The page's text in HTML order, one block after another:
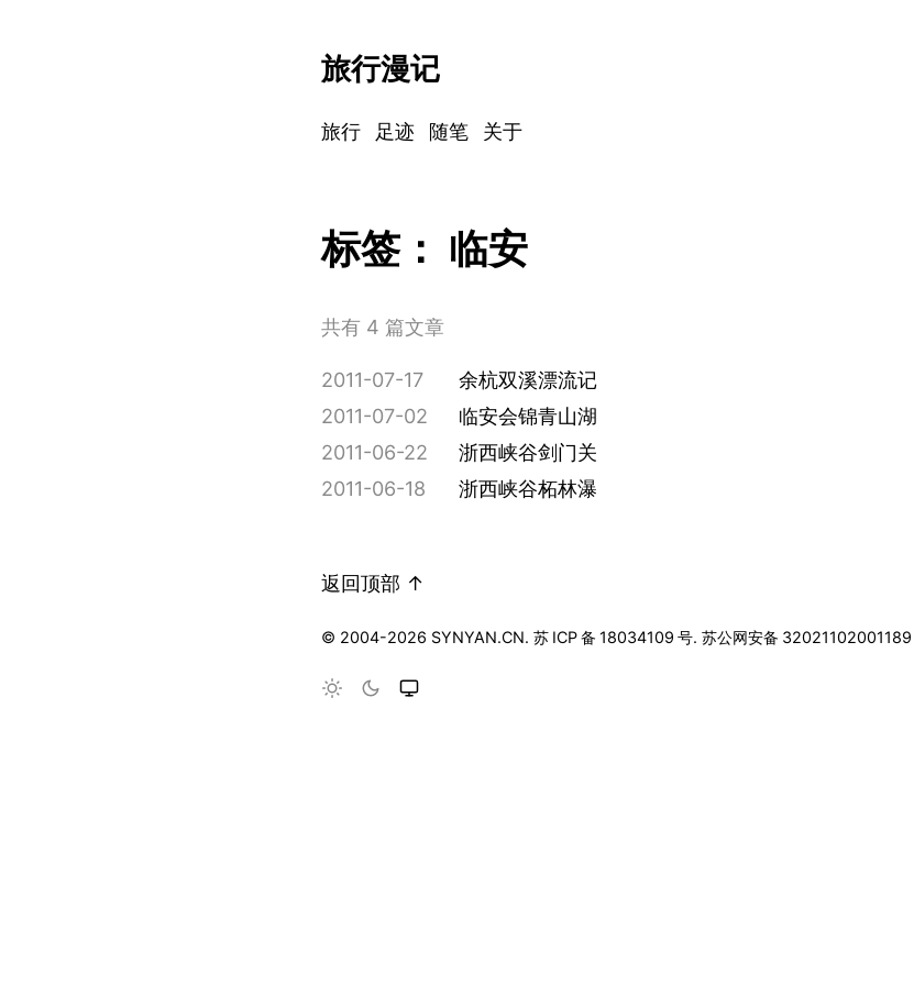
旅行漫记
旅行 足迹 随笔 关于
标签： 临安
共有 4 篇文章
2011-07-17
余杭双溪漂流记
2011-07-02
临安会锦青山湖
2011-06-22
浙西峡谷剑门关
2011-06-18
浙西峡谷柘林瀑
返回顶部 ↑
© 2004-2026 SYNYAN.CN. 苏 ICP备 18034109 号. 苏公网安备 32021102001189